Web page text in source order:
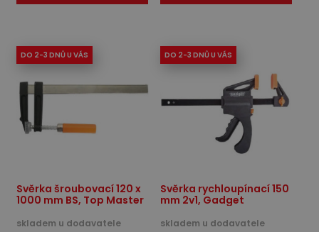
DO 2-3 DNŮ U VÁS
Svěrka šroubovací 120 x
1000 mm BS, Top Master
skladem u dodavatele
DO 2-3 DNŮ U VÁS
Svěrka rychloupínací 150
mm 2v1, Gadget
skladem u dodavatele